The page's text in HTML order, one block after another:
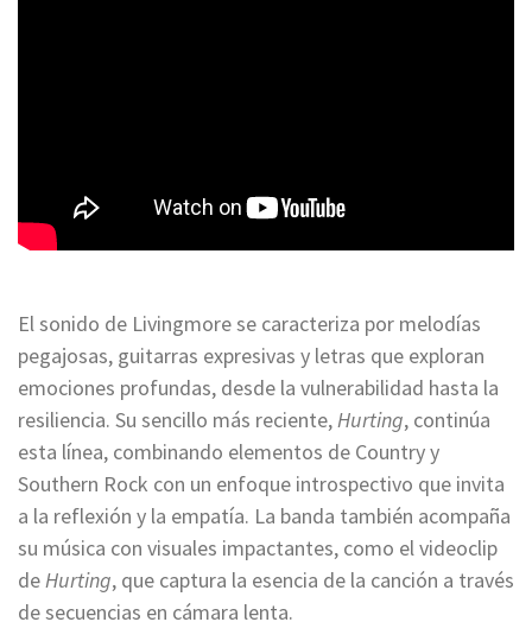
El sonido de Livingmore se caracteriza por melodías
pegajosas, guitarras expresivas y letras que exploran
emociones profundas, desde la vulnerabilidad hasta la
resiliencia. Su sencillo más reciente,Hurting, continúa
esta línea, combinando elementos de Country y
Southern Rock con un enfoque introspectivo que invita
a la reflexión y la empatía. La banda también acompaña
su música con visuales impactantes, como el videoclip
deHurting, que captura la esencia de la canción a través
de secuencias en cámara lenta.